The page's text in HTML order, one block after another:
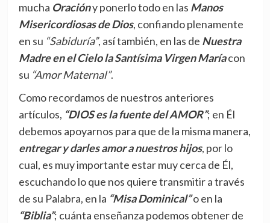
mucha Oracióny ponerlo todo en las Manos
Misericordiosas de Dios, confiando plenamente
en su “Sabiduría”, así también, en las de Nuestra
Madre en el Cielo la Santísima Virgen Maríacon
su “Amor Maternal”.
Como recordamos de nuestros anteriores
artículos, “DIOS es la fuente del AMOR”; en Él
debemos apoyarnos para que de la misma manera,
entregar y darles amor a nuestros hijos, por lo
cual, es muy importante estar muy cerca de Él,
escuchando lo que nos quiere transmitir a través
de su Palabra, en la “Misa Dominical”o en la
“Biblia”; cuánta enseñanza podemos obtener de